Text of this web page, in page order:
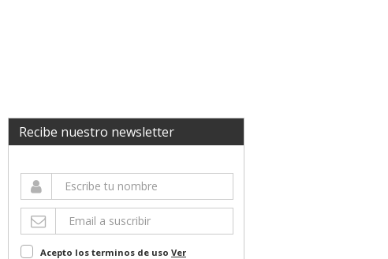
Recibe nuestro newsletter
Acepto los terminos de uso Ver